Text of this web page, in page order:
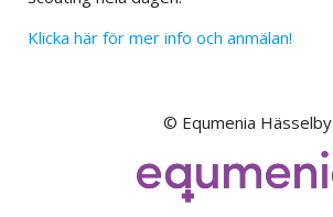
Klicka här för mer info och anmälan!
© Equmenia Hässelby